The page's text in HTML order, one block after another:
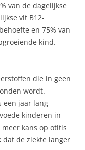
van de dagelijkse
vit B12-
en 75% van
kind.
die in geen
wordt.
een jaar lang
kinderen in
kans op otitis
dat de ziekte langer